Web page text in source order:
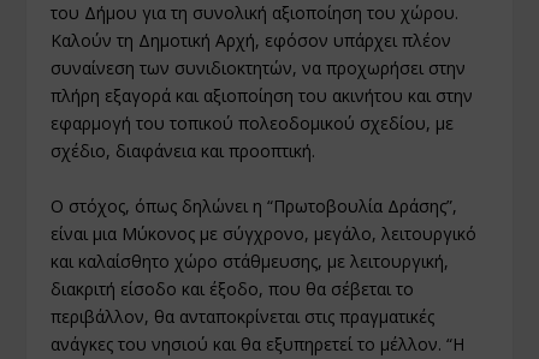
του Δήμου για τη συνολική αξιοποίηση του χώρου.
Καλούν τη Δημοτική Αρχή, εφόσον υπάρχει πλέον
συναίνεση των συνιδιοκτητών, να προχωρήσει στην
πλήρη εξαγορά και αξιοποίηση του ακινήτου και στην
εφαρμογή του τοπικού πολεοδομικού σχεδίου, με
σχέδιο, διαφάνεια και προοπτική.
Ο στόχος, όπως δηλώνει η “Πρωτοβουλία Δράσης”,
είναι μια Μύκονος με σύγχρονο, μεγάλο, λειτουργικό
και καλαίσθητο χώρο στάθμευσης, με λειτουργική,
διακριτή είσοδο και έξοδο, που θα σέβεται το
περιβάλλον, θα ανταποκρίνεται στις πραγματικές
ανάγκες του νησιού και θα εξυπηρετεί το μέλλον. “Η